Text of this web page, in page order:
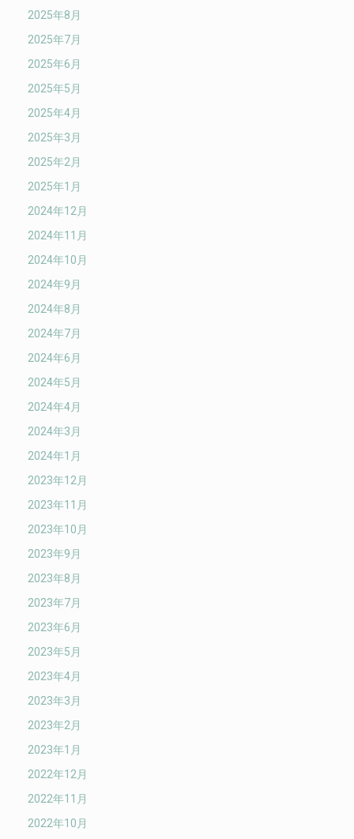
2025年8月
2025年7月
2025年6月
2025年5月
2025年4月
2025年3月
2025年2月
2025年1月
2024年12月
2024年11月
2024年10月
2024年9月
2024年8月
2024年7月
2024年6月
2024年5月
2024年4月
2024年3月
2024年1月
2023年12月
2023年11月
2023年10月
2023年9月
2023年8月
2023年7月
2023年6月
2023年5月
2023年4月
2023年3月
2023年2月
2023年1月
2022年12月
2022年11月
2022年10月